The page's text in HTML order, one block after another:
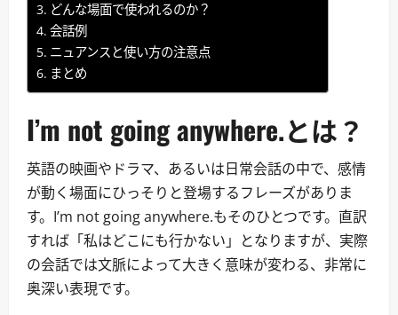
どんな場面で使われるのか？
会話例
ニュアンスと使い方の注意点
まとめ
I’m not going anywhere.とは？
英語の映画やドラマ、あるいは日常会話の中で、感情
が動く場面にひっそりと登場するフレーズがありま
す。I’m not going anywhere.もそのひとつです。直訳
すれば「私はどこにも行かない」となりますが、実際
の会話では文脈によって大きく意味が変わる、非常に
奥深い表現です。